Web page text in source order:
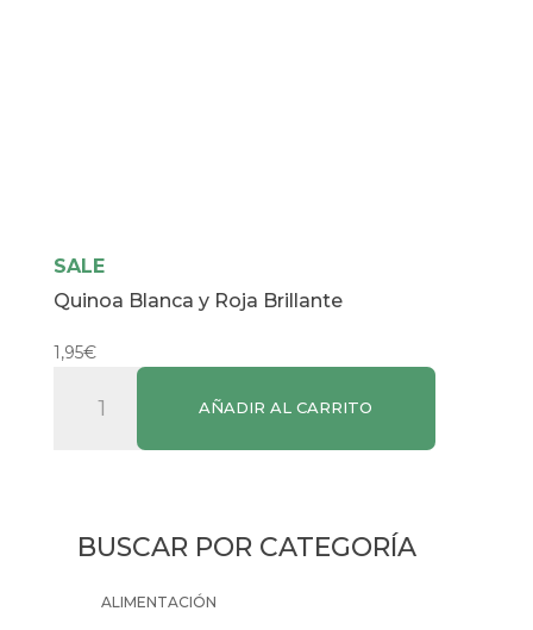
SALE
Quinoa Blanca y Roja Brillante
1,95€
Blanca
cantidad
AÑADIR AL CARRITO
BUSCAR POR CATEGORÍA
ALIMENTACIÓN